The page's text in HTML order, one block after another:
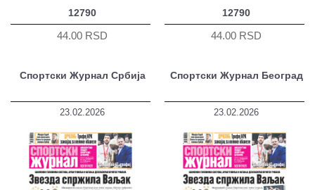
12790
44.00 RSD
12790
44.00 RSD
Спортски Журнал Србија
23.02.2026
Спортски Журнал Београд
23.02.2026